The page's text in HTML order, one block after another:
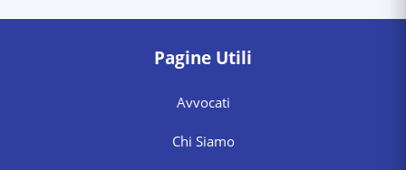
Pagine Utili
Avvocati
Chi Siamo